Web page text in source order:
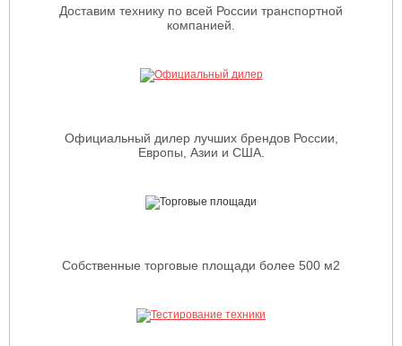
Доставим технику по всей России транспортной
компанией.
Официальный дилер лучших брендов России,
Европы, Азии и США.
Собственные торговые площади более 500 м2